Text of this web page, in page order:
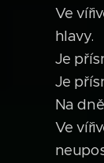
Ve
hlavy.
Je
Je
Na
Ve